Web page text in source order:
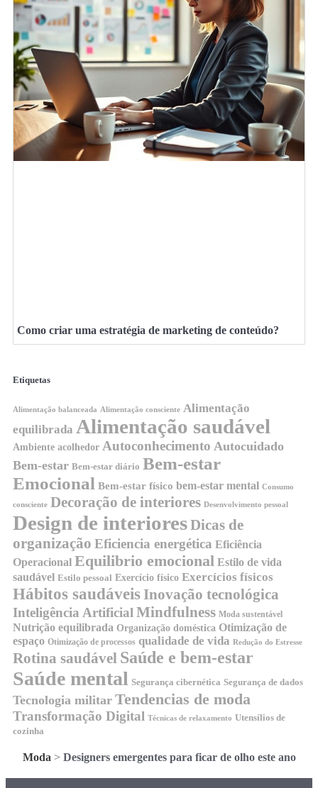
Como criar uma estratégia de marketing de conteúdo?
Etiquetas
Alimentação balanceada Alimentação consciente Alimentação
equilibrada Alimentação saudável
Ambiente acolhedor Autoconhecimento Autocuidado
Bem-estar Bem-estar diário Bem-estar
Emocional Bem-estar físico bem-estar mental Consumo
consciente Decoração de interiores Desenvolvimento pessoal
Design de interioresDicas de
organização Eficiencia energética Eficiência
Operacional Equilibrio emocional Estilo de vida
saudável Estilo pessoal Exercício físico Exercícios físicos
Hábitos saudáveis Inovação tecnológica
Inteligência ArtificialMindfulness Moda sustentável
Nutrição equilibrada Organização doméstica Otimização de
espaço Otimização de processos qualidade de vida Redução do Estresse
Rotina saudável Saúde e bem-estar
Saúde mental Segurança cibernética Segurança de dados
Tecnologia militar Tendencias de moda
Transformação Digital Técnicas de relaxamento Utensílios de
cozinha
Moda> Designers emergentes para ficar de olho este ano